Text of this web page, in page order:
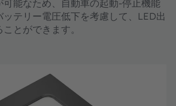
可能なため、自動車の起動-停止機能
テリー電圧低下を考慮して、LED出
とができます。